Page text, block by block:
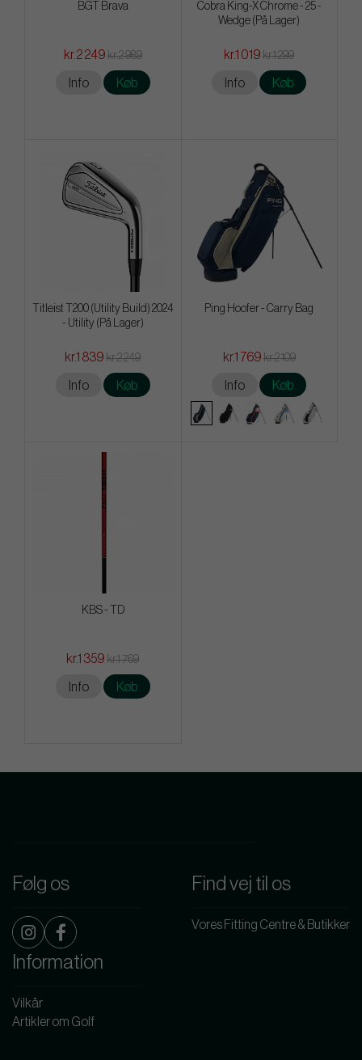
BGT Brava
kr.2 249 kr.2 989
Info Køb
Cobra King-X Chrome - 25 -
Wedge (På Lager)
kr.1 019 kr.1 299
Info Køb
Titleist T200 (Utility Build) 2024
- Utility (På Lager)
kr.1 839 kr.2 249
Info Køb
Ping Hoofer - Carry Bag
kr.1 769 kr.2 109
Info Køb
KBS - TD
kr.1 359 kr.1 769
Info Køb
Følg os Find vej til os
Vores Fitting Centre & Butikker
Information
Vilkår
Artikler om Golf